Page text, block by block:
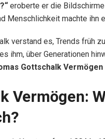
eroberte er die
Menschlichkeit machte ihn
verstand es, Trends früh
ihm, über Generationen
Gottschalk Vermögen
Vermögen: